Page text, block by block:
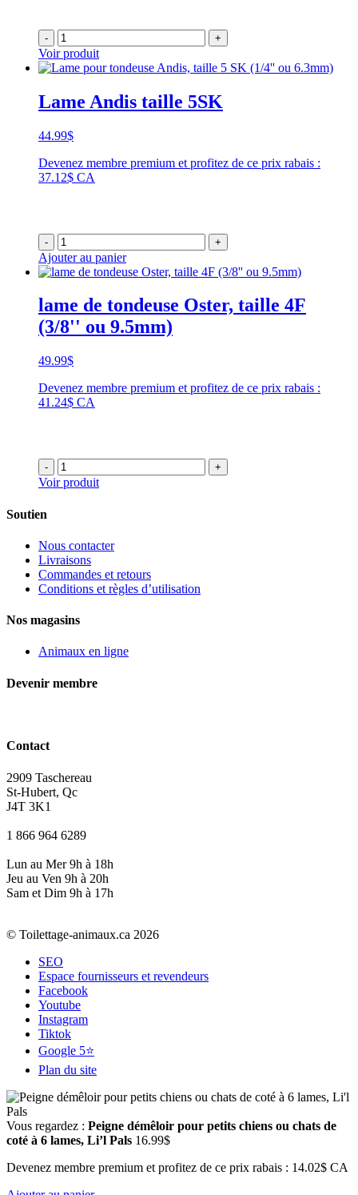
- +
Voir produit
Lame Andis taille 5SK
44.99$
Devenez membre premium et profitez de ce prix rabais :
37.12$ CA
- +
Ajouter au panier
lame de tondeuse Oster, taille 4F
(3/8'' ou 9.5mm)
49.99$
Devenez membre premium et profitez de ce prix rabais :
41.24$ CA
- +
Voir produit
Soutien
Nous contacter
Livraisons
Commandes et retours
Conditions et règles d’utilisation
Nos magasins
Animaux en ligne
Devenir membre
Contact
2909 Taschereau
St-Hubert, Qc
J4T 3K1
1 866 964 6289
Lun au Mer 9h à 18h
Jeu au Ven 9h à 20h
Sam et Dim 9h à 17h
© Toilettage-animaux.ca 2026
SEO
Espace fournisseurs et revendeurs
Facebook
Youtube
Instagram
Tiktok
Google 5⭐
Plan du site
Vous regardez : Peigne démêloir pour petits chiens ou chats de
coté à 6 lames, Li’l Pals 16.99$
Devenez membre premium et profitez de ce prix rabais : 14.02$ CA